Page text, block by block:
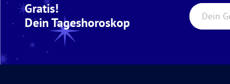
Gratis!
Dein Tageshoroskop
Dein